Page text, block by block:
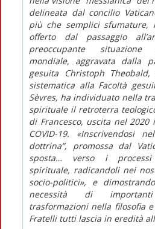
delineata dal concilio
più che semplici sfumature,
offerto dal passaggio
preoccupante
mondiale, aggravata dalla
gesuita Christoph
sistematica alla Facoltà
Sèvres, ha individuato nella
spirituale il retroterra
di Francesco, uscita nel
COVID-19. «Inscrivendosi
dottrina”, promossa dal
sposta… verso i
spirituale, radicandoli nei
socio-politici», e
necessità di
trasformazioni nella filosofia
Fratelli tutti lascia in eredità